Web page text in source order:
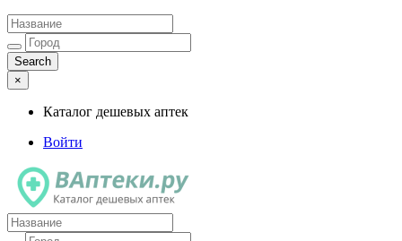
×
Каталог дешевых аптек
Войти
Каталог дешевых аптек